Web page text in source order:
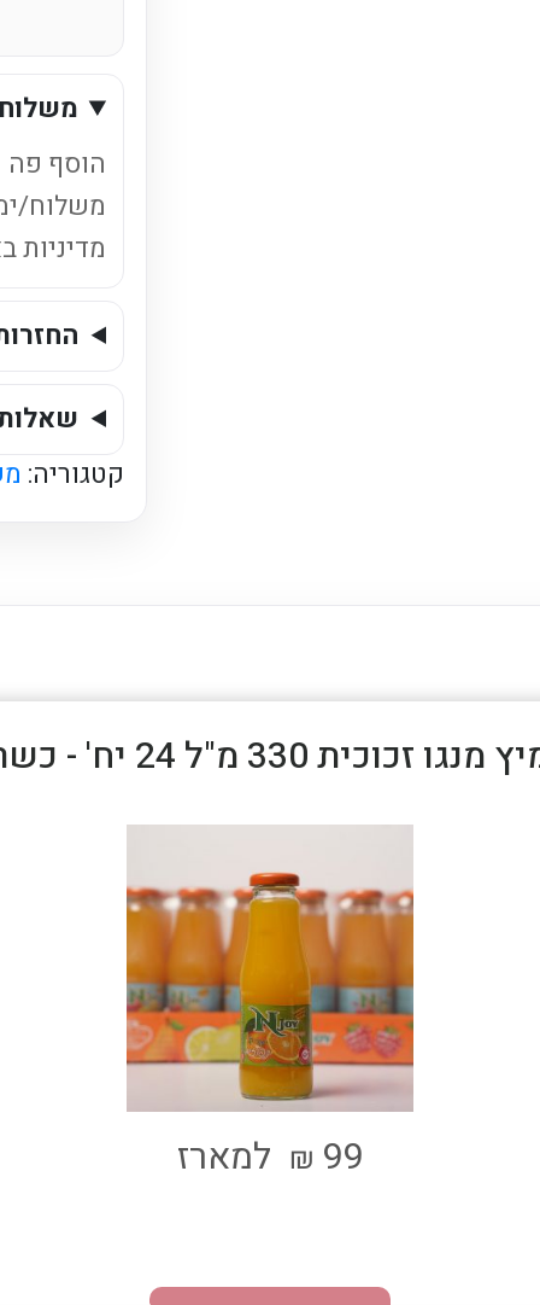
תוצרת
חוץ
24
כשר
הוסף פה
משלוח/
מדיניות
קטגוריה:
מנגו זכוכית 330 מ"ל 24 יח' - כשר
99
₪ למארז